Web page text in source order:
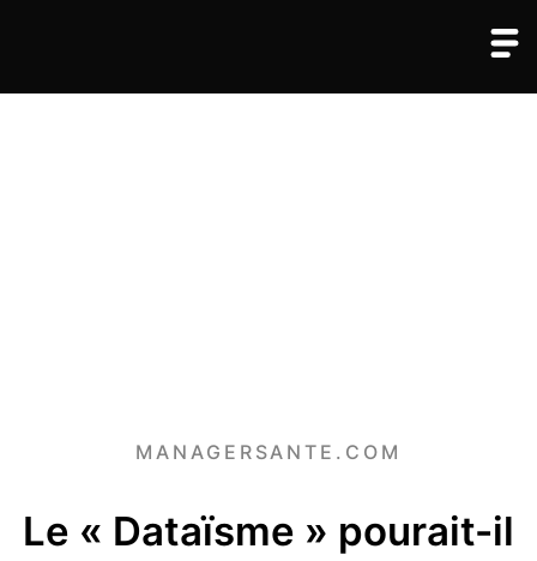
MANAGERSANTE.COM
Le « Dataïsme » pourait-il